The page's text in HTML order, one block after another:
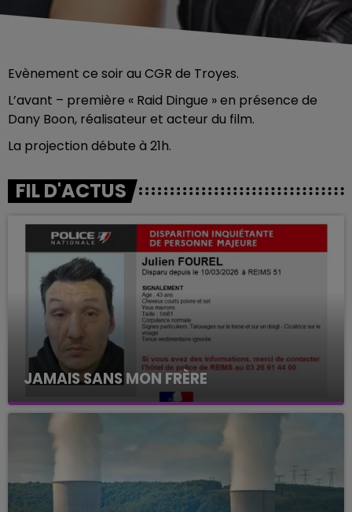
Evènement ce soir au CGR de Troyes.
L’avant – première « Raid Dingue » en présence de
Dany Boon, réalisateur et acteur du film.
La projection débute à 21h.
FIL D'ACTUS
JAMAIS SANS MON FRÈRE
Julien Fourel n'a plus donné signé de vie depuis 5
mois. Sa sœur poursuit ses recherches pour le
retrouver.